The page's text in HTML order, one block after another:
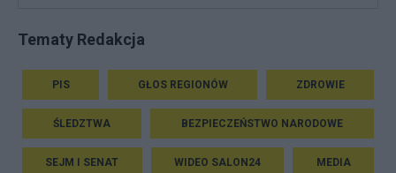
Tematy Redakcja
PIS GŁOS REGIONÓW ZDROWIE
ŚLEDZTWA BEZPIECZEŃSTWO NARODOWE
SEJM I SENAT WIDEO SALON24 MEDIA